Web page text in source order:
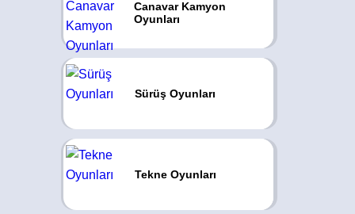
Canavar Kamyon
Oyunları
Sürüş Oyunları
Tekne Oyunları